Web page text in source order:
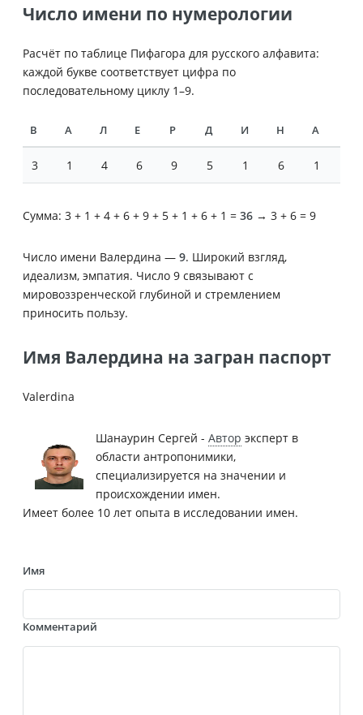
Число имени по нумерологии
Расчёт по таблице Пифагора для русского алфавита:
каждой букве соответствует цифра по
последовательному циклу 1–9.
В А Л Е Р Д И Н А
3 1 4 6 9 5 1 6 1
Сумма: 3 + 1 + 4 + 6 + 9 + 5 + 1 + 6 + 1 = 36 → 3 + 6 = 9
Число имени Валердина — 9. Широкий взгляд,
идеализм, эмпатия. Число 9 связывают с
мировоззренческой глубиной и стремлением
приносить пользу.
Имя Валердина на загран паспорт
Valerdina
Шанаурин Сергей - Автор эксперт в
области антропонимики,
специализируется на значении и
происхождении имен.
Имеет более 10 лет опыта в исследовании имен.
Имя
Комментарий